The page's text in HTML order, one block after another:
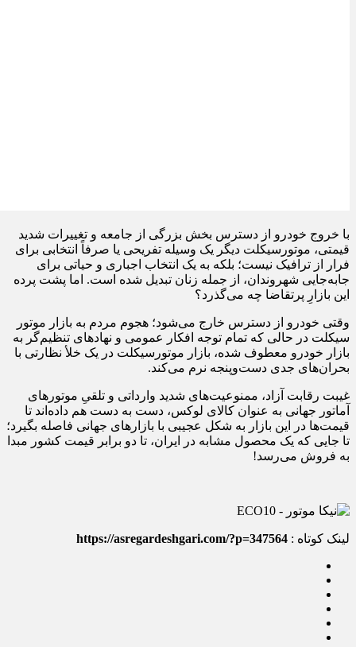
با خروج خودرو از دسترس بخش بزرگی از جامعه و تغییرات شدید
قیمتی، موتورسیکلت دیگر یک وسیله تفریحی یا صرفاً انتخابی برای
فرار از ترافیک نیست؛ بلکه به یک انتخاب اجباری و حیاتی برای
جابه‌جایی شهروندان، از جمله زنان تبدیل شده است. اما پشت پرده
این بازارِ پرتقاضا چه می‌گذرد؟
وقتی خودرو از دسترس خارج می‌شود؛ هجوم مردم به بازار موتور
سیکلت در حالی که تمام توجه افکار عمومی و نهادهای تنظیم‌گر به
بازار خودرو معطوف شده، بازار موتورسیکلت در یک خلأ نظارتی با
بحران‌های جدی‌ دست‌وپنجه نرم می‌کند.
غیبت رقابت آزاد، ممنوعیت‌های شدید وارداتی و تلقیِ موتورهای
آماتور جهانی به عنوان کالای لوکس، دست به دست هم داده‌اند تا
قیمت‌ها در این بازار به شکل عجیبی با بازارهای جهانی فاصله بگیرد؛
تا جایی که یک محصول مشابه در ایران، تا دو برابر قیمت کشور مبدا
به فروش می‌رسد!
لینک کوتاه : https://asregardeshgari.com/?p=347564